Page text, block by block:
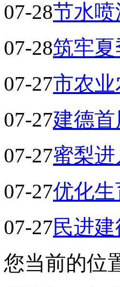
07-28节水
07-28筑牢
07-27市农业
07-27建德
07-27蜜梨
07-27优化
07-27民进
您当前的位